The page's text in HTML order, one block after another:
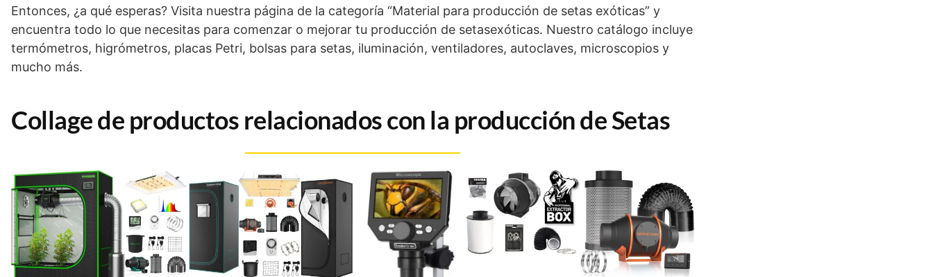
Entonces, ¿a qué esperas? Visita nuestra página de la categoría “Material para producción de setas exóticas” y
encuentra todo lo que necesitas para comenzar o mejorar tu producción de setasexóticas. Nuestro catálogo incluye
termómetros, higrómetros, placas Petri, bolsas para setas, iluminación, ventiladores, autoclaves, microscopios y
mucho más.
Collage de productos relacionados con la producción de Setas